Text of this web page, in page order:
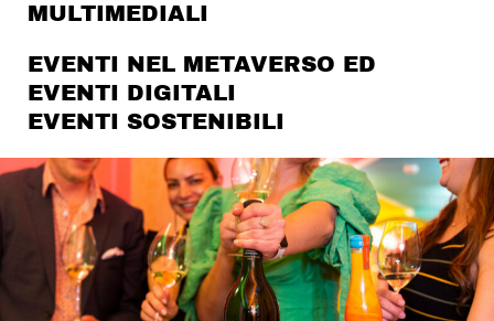
MULTIMEDIALI
EVENTI NEL METAVERSO ED
EVENTI DIGITALI
EVENTI SOSTENIBILI